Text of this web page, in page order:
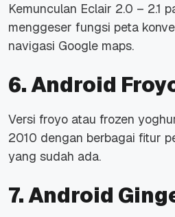
Kemunculan Eclair 2.0 – 2.1
menggeser fungsi peta
navigasi Google maps.
6. Android
Versi froyo atau frozen
2010 dengan berbagai fitur
yang sudah ada.
7. Android